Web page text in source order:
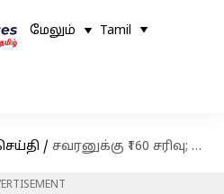
மேலும் Tamil
/ சவரனுக்கு ₹160 சரிவு; இன்றைய (செப்டம்பர் 12) தங்கம் வெள்ளி விலை நிலவரம்